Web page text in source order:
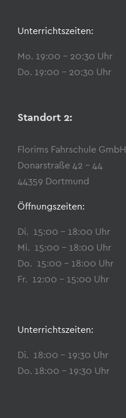
Unterrichtszeiten:
Mo. 19:00 – 20:30 Uhr
Do. 19:00 – 20:30 Uhr
Standort 2:
Florims Fahrschule GmbH
Donarstraße 42 – 44
44359 Dortmund
Öffnungszeiten:
Di. 15:00 – 18:00 Uhr
Mi. 15:00 – 18:00 Uhr
Do. 15:00 – 18:00 Uhr
Fr. 12:00 – 15:00 Uhr
Unterrichtszeiten:
Di. 18:00 – 19:30 Uhr
Do. 18:00 – 19:30 Uhr